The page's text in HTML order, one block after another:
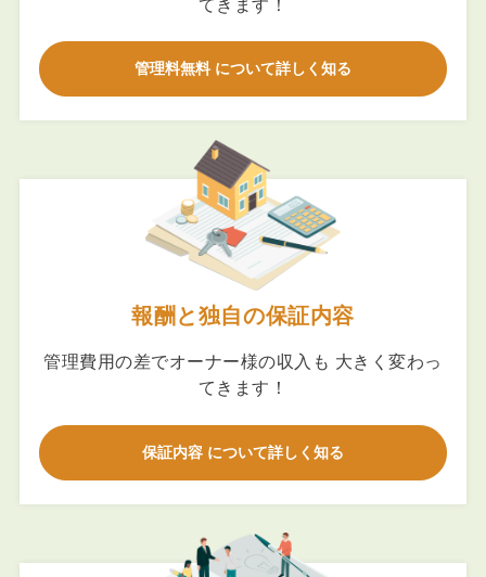
管理料無料 について詳しく知る
報酬と独自の保証内容
管理費用の差でオーナー様の収入も 大きく変わっ
てきます！
保証内容 について詳しく知る